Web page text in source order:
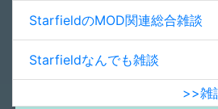
StarfieldのMOD関連総合雑談
Starfieldなんでも雑談
>>雑